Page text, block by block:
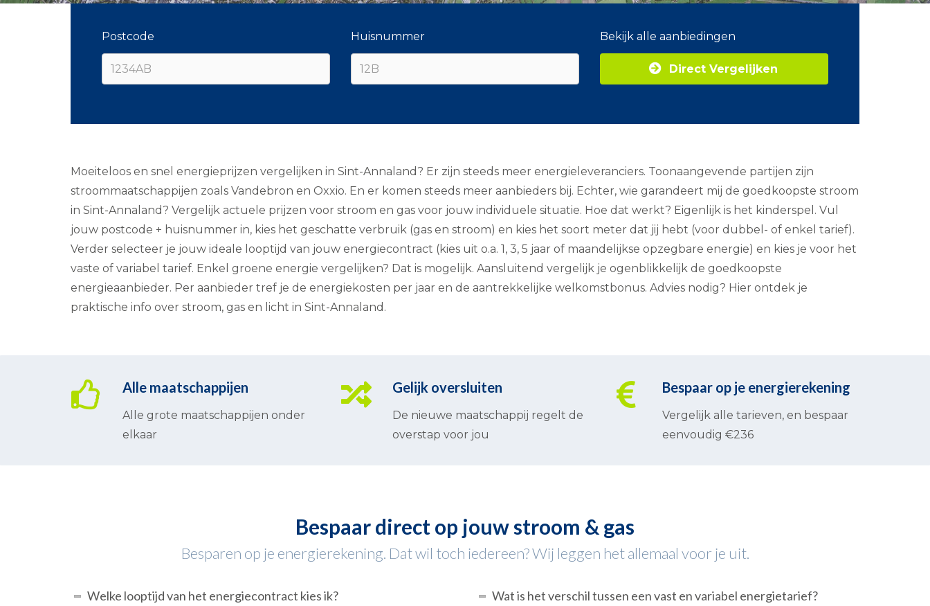
Postcode Huisnummer Bekijk alle aanbiedingen
Direct Vergelijken
Moeiteloos en snel energieprijzen vergelijken in Sint-Annaland? Er zijn steeds meer energieleveranciers. Toonaangevende partijen zijn
stroommaatschappijen zoals Vandebron en Oxxio. En er komen steeds meer aanbieders bij. Echter, wie garandeert mij de goedkoopste stroom
in Sint-Annaland? Vergelijk actuele prijzen voor stroom en gas voor jouw individuele situatie. Hoe dat werkt? Eigenlijk is het kinderspel. Vul
jouw postcode + huisnummer in, kies het geschatte verbruik (gas en stroom) en kies het soort meter dat jij hebt (voor dubbel- of enkel tarief).
Verder selecteer je jouw ideale looptijd van jouw energiecontract (kies uit o.a. 1, 3, 5 jaar of maandelijkse opzegbare energie) en kies je voor het
vaste of variabel tarief. Enkel groene energie vergelijken? Dat is mogelijk. Aansluitend vergelijk je ogenblikkelijk de goedkoopste
energieaanbieder. Per aanbieder tref je de energiekosten per jaar en de aantrekkelijke welkomstbonus. Advies nodig? Hier ontdek je
praktische info over stroom, gas en licht in Sint-Annaland.
Alle maatschappijen
Alle grote maatschappijen onder
elkaar
Gelijk oversluiten
De nieuwe maatschappij regelt de
overstap voor jou
Bespaar op je energierekening
Vergelijk alle tarieven, en bespaar
eenvoudig €236
Bespaar direct op jouw stroom & gas
Besparen op je energierekening. Dat wil toch iedereen? Wij leggen het allemaal voor je uit.
Welke looptijd van het energiecontract kies ik? Wat is het verschil tussen een vast en variabel energietarief?